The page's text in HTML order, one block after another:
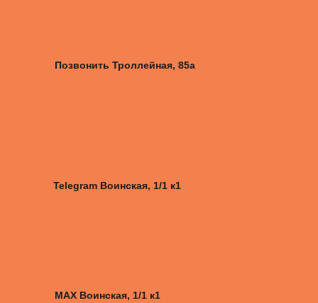
Позвонить Троллейная, 85а
Telegram Воинская, 1/1 к1
MAX Воинская, 1/1 к1